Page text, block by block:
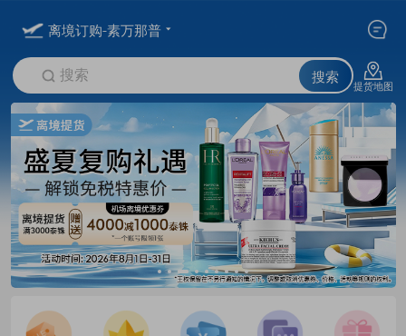
离境订购-素万那普
搜索 搜索
提货地图